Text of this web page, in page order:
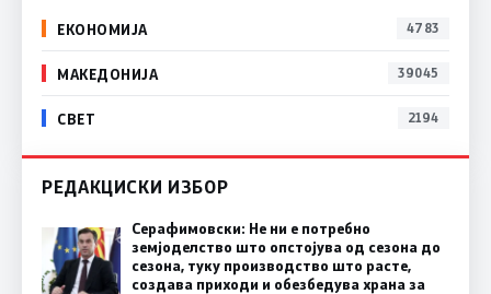
ЕКОНОМИЈА 4783
МАКЕДОНИЈА 39045
СВЕТ 2194
РЕДАКЦИСКИ ИЗБОР
Серафимовски: Не ни е потребно
земјоделство што опстојува од сезона до
сезона, туку производство што расте,
создава приходи и обезбедува храна за